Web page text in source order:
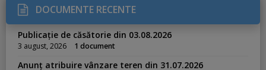
DOCUMENTE RECENTE
Publicație de căsătorie din 03.08.2026
3 august, 2026 1 document
Anunț atribuire vânzare teren din 31.07.2026